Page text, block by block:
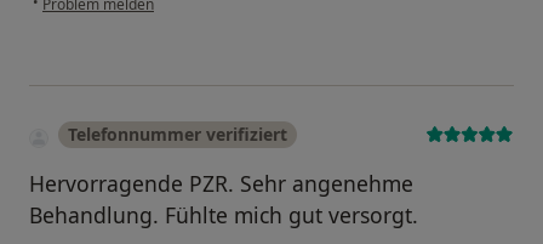
Problem melden
Telefonnummer verifiziert
Hervorragende PZR. Sehr angenehme
Behandlung. Fühlte mich gut versorgt.